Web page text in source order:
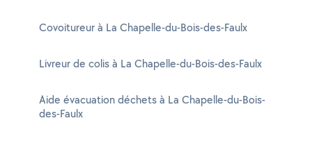
Covoitureur à La Chapelle-du-Bois-des-Faulx
Livreur de colis à La Chapelle-du-Bois-des-Faulx
Aide évacuation déchets à La Chapelle-du-Bois-
des-Faulx